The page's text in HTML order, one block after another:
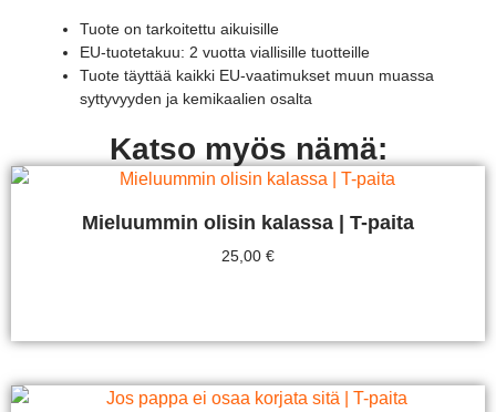
Tuote on tarkoitettu aikuisille
EU-tuotetakuu: 2 vuotta viallisille tuotteille
Tuote täyttää kaikki EU-vaatimukset muun muassa
syttyvyyden ja kemikaalien osalta
Katso myös nämä:
Mieluummin olisin kalassa | T-paita
25,00 €